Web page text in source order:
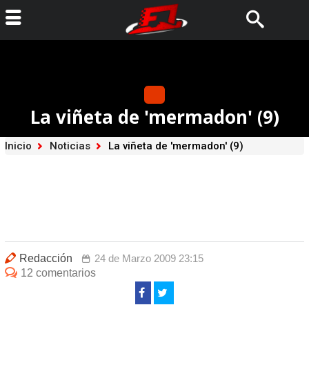
La viñeta de 'mermadon' (9)
Inicio Noticias La viñeta de 'mermadon' (9)
Redacción
24 de Marzo 2009 23:15
12 comentarios